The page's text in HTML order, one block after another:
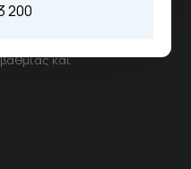
200και ουσιαστικό
και